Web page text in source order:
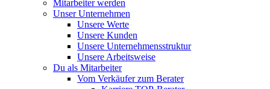
Mitarbeiter werden
Unser Unternehmen
Unsere Werte
Unsere Kunden
Unsere Unternehmensstruktur
Unsere Arbeitsweise
Du als Mitarbeiter
Vom Verkäufer zum Berater